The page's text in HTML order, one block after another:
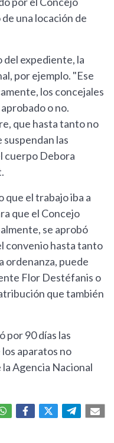
una locación de
expediente, la
por ejemplo. "Ese
los concejales
o no.
que hasta tanto no
suspendan las
cuerpo Debora
que el trabajo iba a
que el Concejo
se aprobó
convenio hasta tanto
ordenanza, puede
Flor Destéfanis o
que también
por 90 días las
aparatos no
Agencia Nacional